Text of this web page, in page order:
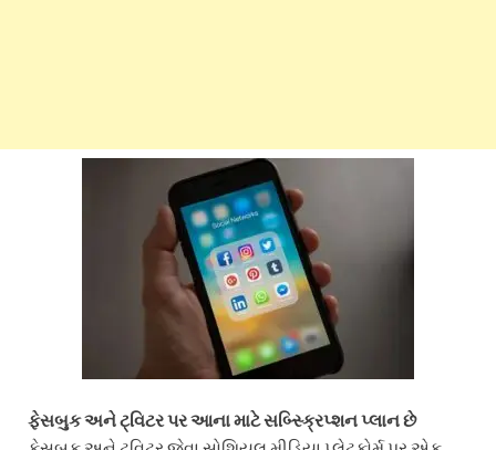
ફેસબુક અને ટ્વિટર પર આના માટે સબ્સ્ક્રિપ્શન પ્લાન છે